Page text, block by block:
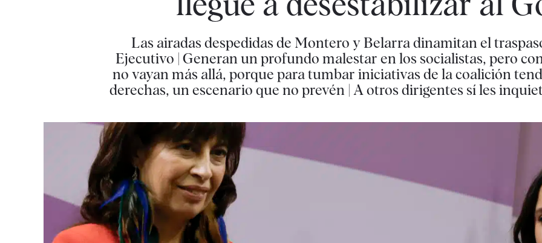
Las airadas despedidas de Montero y Belarra dinamitan el
Ejecutivo | Generan un profundo malestar en los socialistas, pero
no vayan más allá, porque para tumbar iniciativas de la coalición
derechas, un escenario que no prevén | A otros dirigentes sí les